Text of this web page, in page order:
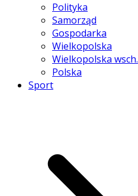
Polityka
Samorząd
Gospodarka
Wielkopolska
Wielkopolska wsch.
Polska
Sport